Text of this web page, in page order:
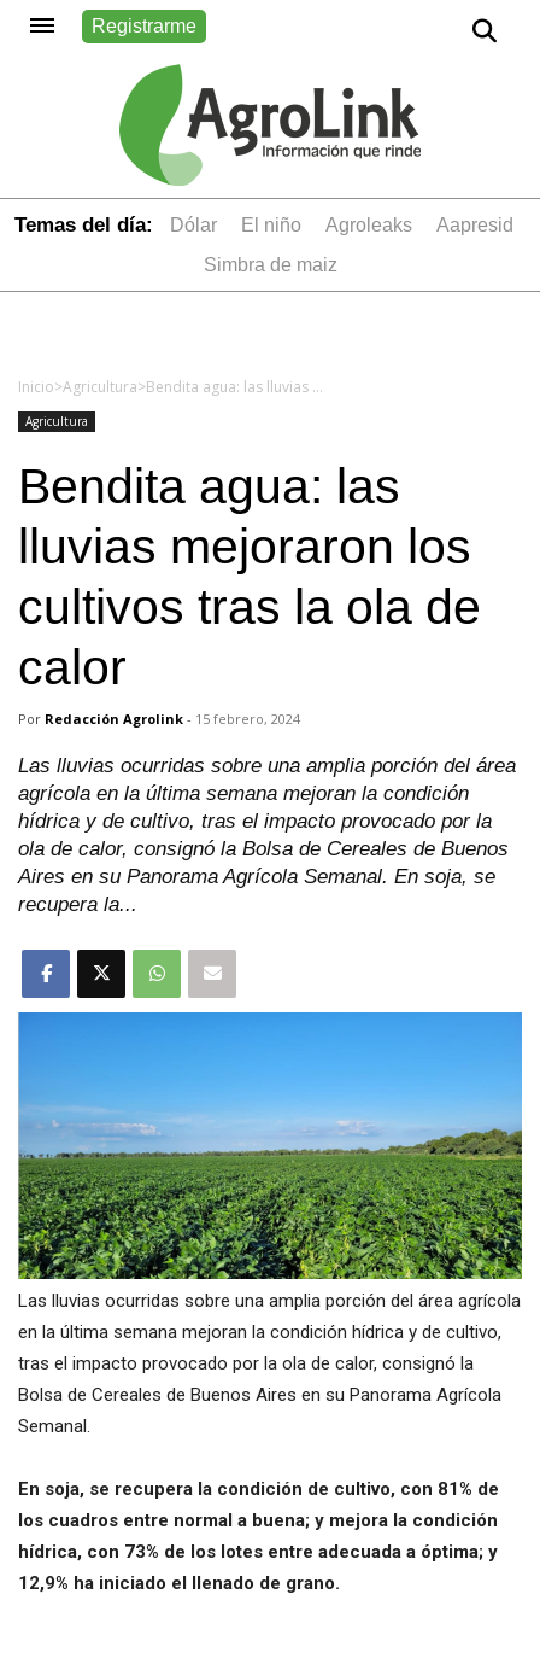
Registrarme
Temas del día: dólar el niño Agroleaks
aapresid
simbra de maiz
Inicio>Agricultura> Bendita agua: las lluvias mejoraron los cultivos tras la ola de calor
Agricultura
Bendita agua: las
lluvias mejoraron los
cultivos tras la ola de
calor
Por Redacción Agrolink - 15 febrero, 2024
Las lluvias ocurridas sobre una amplia porción del área
agrícola en la última semana mejoran la condición
hídrica y de cultivo, tras el impacto provocado por la
ola de calor, consignó la Bolsa de Cereales de Buenos
Aires en su Panorama Agrícola Semanal. En soja, se
recupera la...
Las lluvias ocurridas sobre una amplia porción del área agrícola
en la última semana mejoran la condición hídrica y de cultivo,
tras el impacto provocado por la ola de calor, consignó la
Bolsa de Cereales de Buenos Aires en su Panorama Agrícola
Semanal.
En soja, se recupera la condición de cultivo, con 81% de
los cuadros entre normal a buena; y mejora la condición
hídrica, con 73% de los lotes entre adecuada a óptima; y
12,9% ha iniciado el llenado de grano.